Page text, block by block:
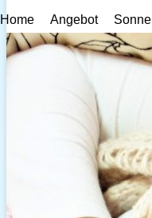
Home Angebot Sonne